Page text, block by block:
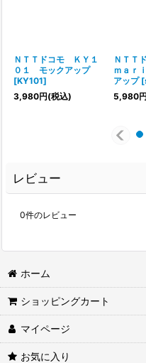
ＮＴＴドコモ ＫＹ１
０１ モックアップ
[KY101]
3,980円(税込)
ＮＴＴ
ｍａｒ
アップ [
5,980円
レビュー
0件のレビュー
ホーム
ショッピングカート
マイページ
お気に入り